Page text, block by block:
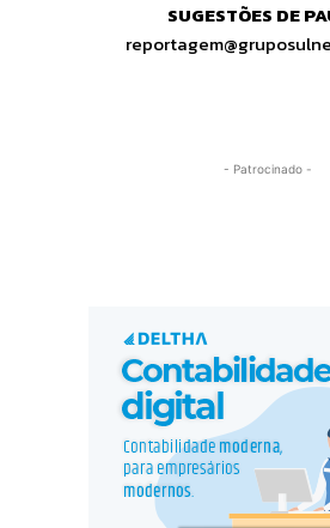
SUGESTÕES DE
- Patrocinado -